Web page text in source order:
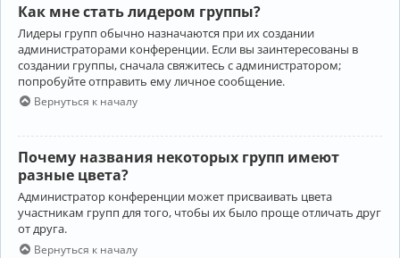
Как мне стать лидером группы?
Лидеры групп обычно назначаются при их создании
администраторами конференции. Если вы заинтересованы в
создании группы, сначала свяжитесь с администратором;
попробуйте отправить ему личное сообщение.
Вернуться к началу
Почему названия некоторых групп имеют
разные цвета?
Администратор конференции может присваивать цвета
участникам групп для того, чтобы их было проще отличать друг
от друга.
Вернуться к началу